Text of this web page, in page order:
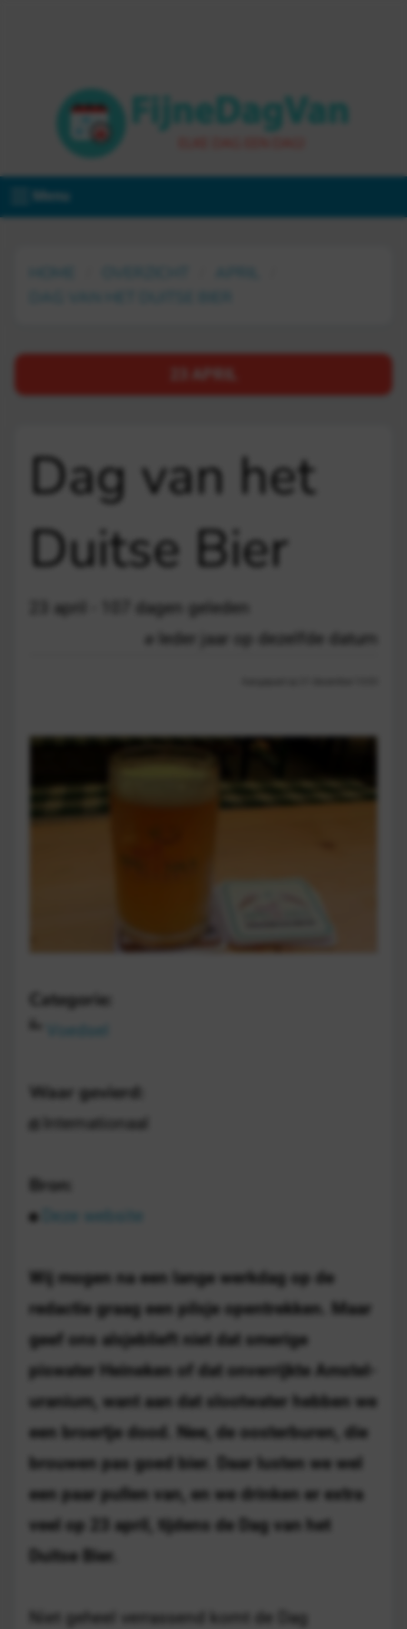
Menu
Dag van het
Duitse Bier
23 april - 107 dagen geleden
Ieder jaar op dezelfde datum
Categorie:
Waar gevierd:
Internationaal
Bron:
Wij mogen na een lange werkdag op de
redactie graag een pilsje opentrekken. Maar
geef ons alsjeblieft niet dat smerige
piswater Heineken of dat onverrijkte Amstel-
uranium, want aan dat slootwater hebben we
een broertje dood. Nee, de oosterburen, die
brouwen pas goed bier. Daar lusten we wel
een paar pullen van, en we drinken er extra
veel op
23 april , tijdens de
Dag van het
Duitse Bier
Niet geheel verrassend komt de Dag